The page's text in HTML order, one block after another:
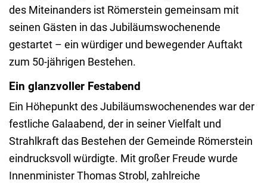
des Miteinanders ist Römerstein gemeinsam mit
seinen Gästen in das Jubiläumswochenende
gestartet – ein würdiger und bewegender Auftakt
zum 50-jährigen Bestehen.
Ein glanzvoller Festabend
Ein Höhepunkt des Jubiläumswochenendes war der
festliche Galaabend, der in seiner Vielfalt und
Strahlkraft das Bestehen der Gemeinde Römerstein
eindrucksvoll würdigte. Mit großer Freude wurde
Innenminister Thomas Strobl, zahlreiche